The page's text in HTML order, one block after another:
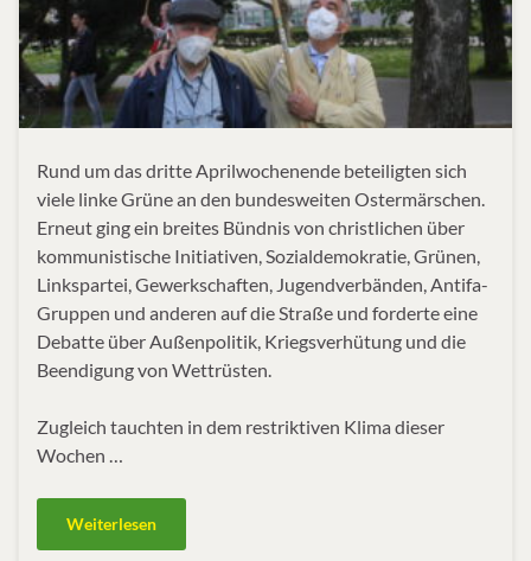
Rund um das dritte Aprilwochenende beteiligten sich
viele linke Grüne an den bundesweiten Ostermärschen.
Erneut ging ein breites Bündnis von christlichen über
kommunistische Initiativen, Sozialdemokratie, Grünen,
Linkspartei, Gewerkschaften, Jugendverbänden, Antifa-
Gruppen und anderen auf die Straße und forderte eine
Debatte über Außenpolitik, Kriegsverhütung und die
Beendigung von Wettrüsten.
Zugleich tauchten in dem restriktiven Klima dieser
Wochen …
Weiterlesen